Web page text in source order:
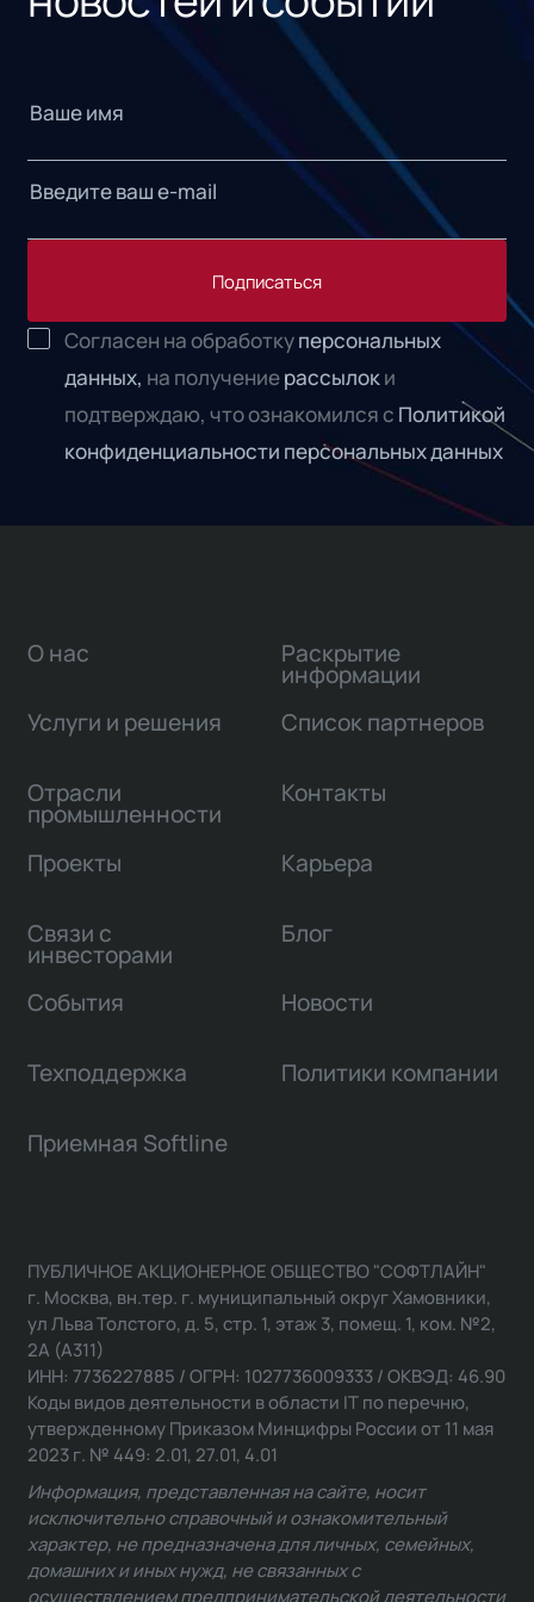
Подписаться
Согласен на обработкуперсональных
данных, на получениерассылоки
подтверждаю, что ознакомился с Политикой
конфиденциальности персональных данных
О нас
Услуги и решения
Отрасли
промышленности
Проекты
Связи с
инвесторами
Раскрытие
информации
Список партнеров
Контакты
Карьера
Блог
События Новости
Техподдержка Политики компании
Приемная Softline
ПУБЛИЧНОЕ АКЦИОНЕРНОЕ ОБЩЕСТВО "СОФТЛАЙН"
г. Москва, вн.тер. г. муниципальный округ Хамовники,
ул Льва Толстого, д. 5, стр. 1, этаж 3, помещ. 1, ком. №2,
2А (А311)
ИНН: 7736227885 / ОГРН: 1027736009333 / ОКВЭД: 46.90
Коды видов деятельности в области IT по перечню,
утвержденному Приказом Минцифры России от 11 мая
2023 г. № 449: 2.01, 27.01, 4.01
Информация, представленная на сайте, носит
исключительно справочный и ознакомительный
характер, не предназначена для личных, семейных,
домашних и иных нужд, не связанных с
осуществлением предпринимательской деятельности